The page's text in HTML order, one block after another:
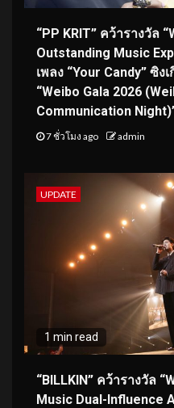
“PP KRIT” คว้ารางวัล
Outstanding Music
เพลง “Your Candy” ซิ
“Weibo Gala 2026
Communication
7 ชั่วโมง ago admin
UPDATE
1 min read
“BILLKIN” คว้ารางวัล
Music Dual-Influence